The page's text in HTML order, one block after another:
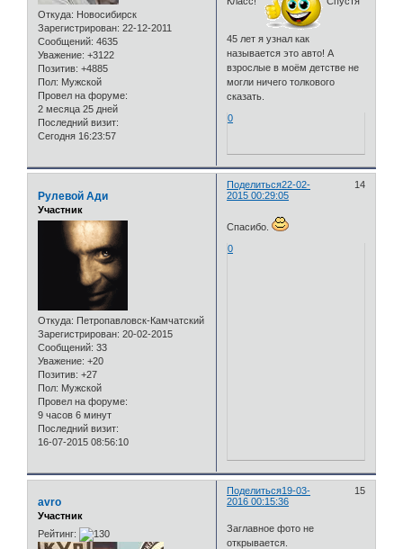
Откуда: Новосибирск
Зарегистрирован: 22-12-2011
Сообщений: 4635
Уважение: +3122
Позитив: +4885
Пол: Мужской
Провел на форуме:
2 месяца 25 дней
Последний визит:
Сегодня 16:23:57
45 лет я узнал как
называется это авто! А
взрослые в моём детстве не
могли ничего толкового
сказать.
0
Поделиться 14
22-02-
2015 00:29:05
Рулевой Ади
Участник
Откуда: Петропавловск-Камчатский
Зарегистрирован: 20-02-2015
Сообщений: 33
Уважение: +20
Позитив: +27
Пол: Мужской
Провел на форуме:
9 часов 6 минут
Последний визит:
16-07-2015 08:56:10
Спасибо.
0
Поделиться 15
19-03-
2016 00:15:36
avro
Участник
Рейтинг:
Заглавное фото не
открывается.